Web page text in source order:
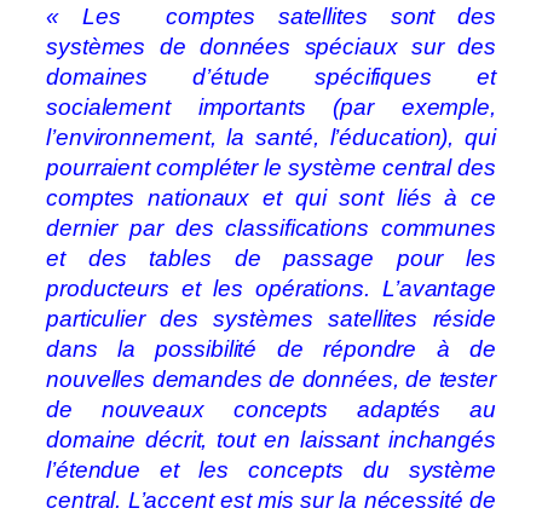
« Les comptes satellites sont des
systèmes de données spéciaux sur des
domaines d’étude spécifiques et
socialement importants (par exemple,
l’environnement, la santé, l’éducation), qui
pourraient compléter le système central des
comptes nationaux et qui sont liés à ce
dernier par des classifications communes
et des tables de passage pour les
producteurs et les opérations. L’avantage
particulier des systèmes satellites réside
dans la possibilité de répondre à de
nouvelles demandes de données, de tester
de nouveaux concepts adaptés au
domaine décrit, tout en laissant inchangés
l’étendue et les concepts du système
central. L’accent est mis sur la nécessité de